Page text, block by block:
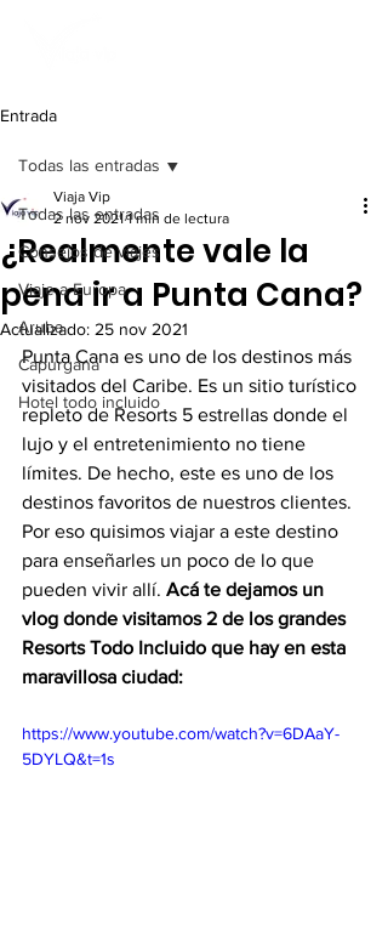
Entrada
Todas las entradas
Consejos de viajes
Viaje a Europa
Aruba
Capurganá
Hotel todo incluido
Todas las entradas
¿Realmente vale la
pena ir a Punta Cana?
Viaja Vip
2 nov 2021 1 min de lectura
Actualizado: 25 nov 2021
Punta Cana es uno de los destinos más
visitados del Caribe. Es un sitio turístico
repleto de Resorts 5 estrellas donde el
lujo y el entretenimiento no tiene
límites. De hecho, este es uno de los
destinos favoritos de nuestros clientes.
Por eso quisimos viajar a este destino
para enseñarles un poco de lo que
pueden vivir allí. Acá te dejamos un
vlog donde visitamos 2 de los grandes
Resorts Todo Incluido que hay en esta
maravillosa ciudad:
https://www.youtube.com/watch?v=6DAaY-
5DYLQ&t=1s